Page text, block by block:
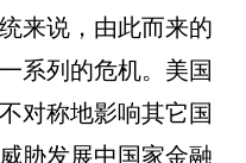
来说，由此而来的
系列的危机。美国
对称地影响其它国
胁发展中国家金融